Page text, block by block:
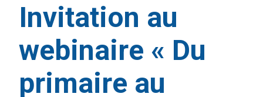
Invitation au
webinaire « Du
primaire au